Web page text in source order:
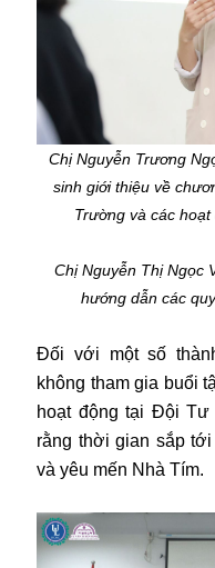
Chị Nguyễn Trương
sinh giới thiệu về
Trường và các
Chị Nguyễn Thị Ngọc
hướng dẫn các
Đối với một số
không tham gia buổi
hoạt động tại Đội Tư
rằng thời gian sắp
và yêu mến Nhà Tím.